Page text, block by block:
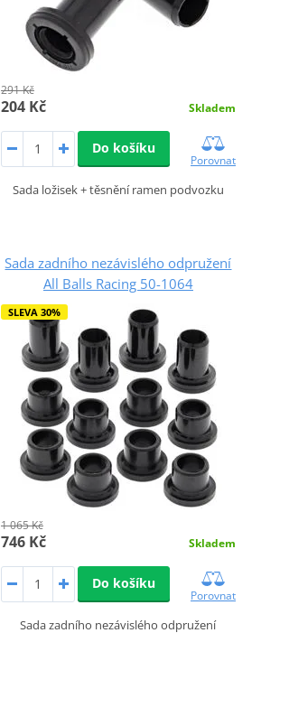
291 Kč
204 Kč Skladem
Do košíku
Porovnat
Sada ložisek + těsnění ramen podvozku
Sada zadního nezávislého odpružení
All Balls Racing 50-1064
SLEVA 30%
1 065 Kč
746 Kč Skladem
Do košíku
Porovnat
Sada zadního nezávislého odpružení